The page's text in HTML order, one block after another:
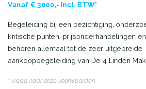
Vanaf € 3000,- incl. BTW*
Begeleiding bij een bezichtiging,
kritische punten, prijsonderhandelingen
behoren allemaal tot de zeer uitgebreide
aankoopbegeleiding van De 4 Linden
* vraag naar onze voorwaarden